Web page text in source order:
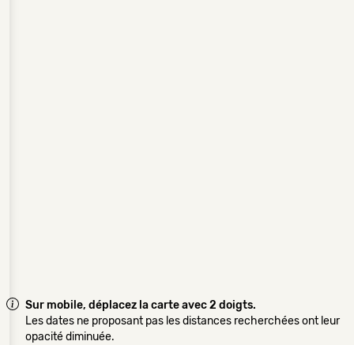
Sur mobile, déplacez la carte avec 2 doigts.
Les dates ne proposant pas les distances recherchées ont leur
opacité diminuée.